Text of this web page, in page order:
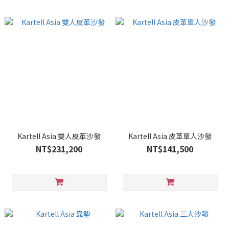
Kartell Asia 雙人皮革沙發
NT$231,200
Kartell Asia 皮革單人沙發
NT$141,500